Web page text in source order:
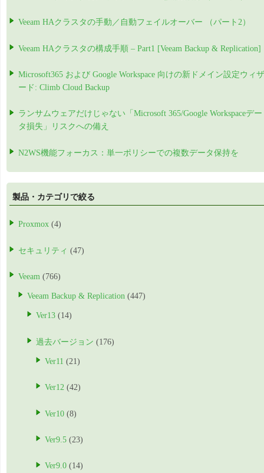
Veeam HAクラスタの手動／自動フェイルオーバー （パート2）
Veeam HAクラスタの構成手順 – Part1 [Veeam Backup & Replication]
Microsoft365 および Google Workspace 向けの新ドメイン設定ウィザ
ード: Climb Cloud Backup
ランサムウェアだけじゃない「Microsoft 365/Google Workspaceデー
タ損失」リスクへの備え
N2WS機能フォーカス：単一ポリシーでの複数データ保持を
製品・カテゴリで絞る
Proxmox (4)
セキュリティ (47)
Veeam (766)
Veeam Backup & Replication (447)
Ver13 (14)
過去バージョン (176)
Ver11 (21)
Ver12 (42)
Ver10 (8)
Ver9.5 (23)
Ver9.0 (14)